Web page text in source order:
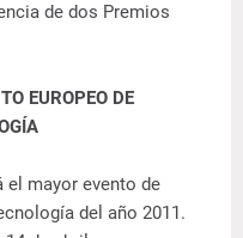
de dos Premios
EUROPEO DE
el mayor evento de
del año 2011.